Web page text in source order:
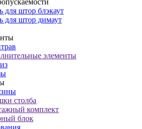
для штор блэкаут
для штор димаут
элементы
столба
комплект
блок